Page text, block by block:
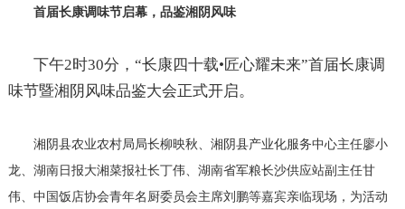
首届长康调味节启幕，品鉴湘阴风味
下午2时30分，“长康四十载•匠心耀未来”首届长康调
味节暨湘阴风味品鉴大会正式开启。
湘阴县农业农村局局长柳映秋、湘阴县产业化服务中心主任廖小
龙、湖南日报大湘菜报社长丁伟、湖南省军粮长沙供应站副主任甘
伟、中国饭店协会青年名厨委员会主席刘鹏等嘉宾亲临现场，为活动